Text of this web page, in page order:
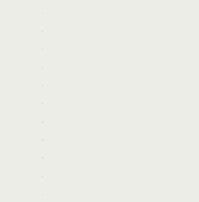
.
.
.
.
.
.
.
.
.
.
.